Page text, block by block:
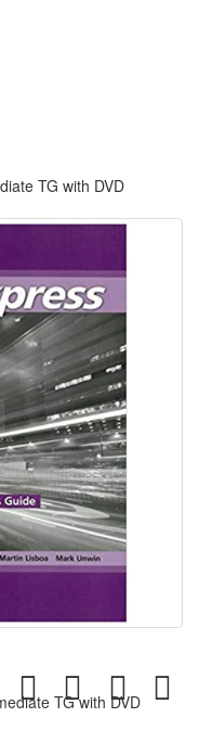
TG with DVD
TG with DVD